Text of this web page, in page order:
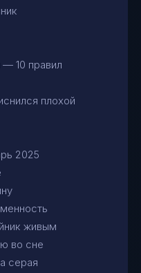
— 10 правил
плохой
2025
живым
во сне
серая